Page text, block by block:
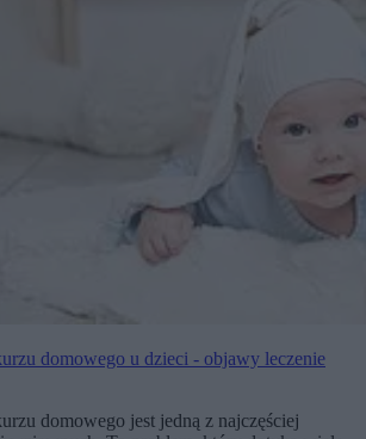
domowego u dzieci - objawy leczenie
domowego jest jedną z najczęściej